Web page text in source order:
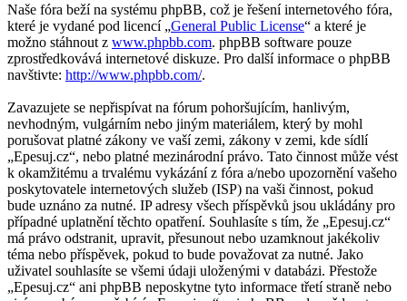
Naše fóra beží na systému phpBB, což je řešení internetového fóra,
které je vydané pod licencí „General Public License“ a které je
možno stáhnout z www.phpbb.com. phpBB software pouze
zprostředkovává internetové diskuze. Pro další informace o phpBB
navštivte: http://www.phpbb.com/.
Zavazujete se nepřispívat na fórum pohoršujícím, hanlivým,
nevhodným, vulgárním nebo jiným materiálem, který by mohl
porušovat platné zákony ve vaší zemi, zákony v zemi, kde sídlí
„Epesuj.cz“, nebo platné mezinárodní právo. Tato činnost může vést
k okamžitému a trvalému vykázání z fóra a/nebo upozornění vašeho
poskytovatele internetových služeb (ISP) na vaši činnost, pokud
bude uznáno za nutné. IP adresy všech příspěvků jsou ukládány pro
případné uplatnění těchto opatření. Souhlasíte s tím, že „Epesuj.cz“
má právo odstranit, upravit, přesunout nebo uzamknout jakékoliv
téma nebo příspěvek, pokud to bude považovat za nutné. Jako
uživatel souhlasíte se všemi údaji uloženými v databázi. Přestože
„Epesuj.cz“ ani phpBB neposkytne tyto informace třetí straně nebo